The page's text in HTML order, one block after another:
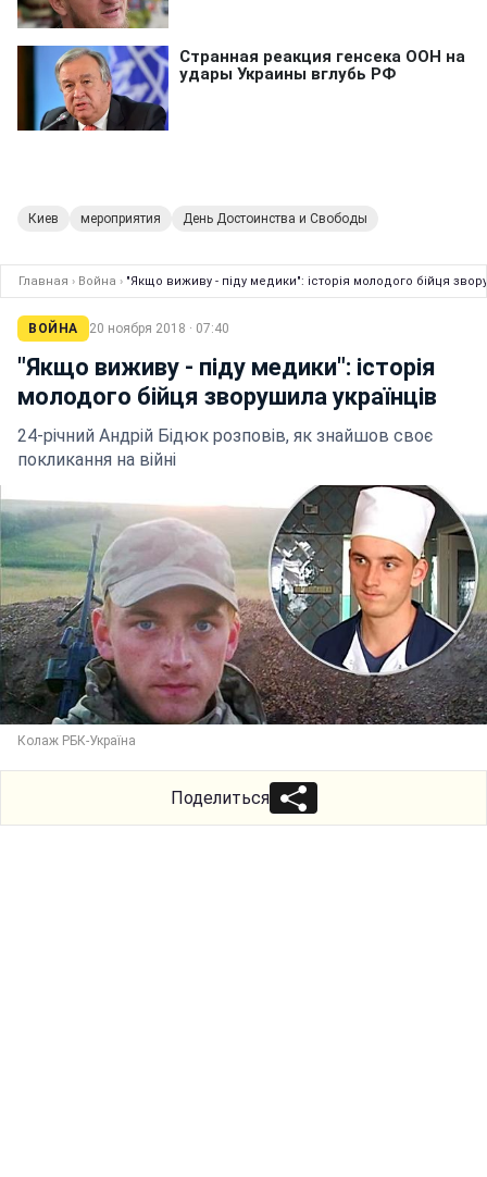
Киев мероприятия День Достоинства и Свободы
Главная › Война › "Якщо виживу - піду медики": історія молодого бійця
ВОЙНА 20 ноября 2018 · 07:40
"Якщо виживу - піду медики": історія
молодого бійця зворушила українців
24-річний Андрій Бідюк розповів, як знайшов своє
покликання на війні
Колаж РБК-Україна
Поделиться